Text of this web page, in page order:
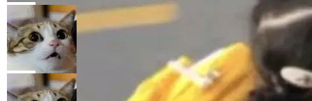
Harness 负责把能力落到真实环境中——调用工
具、读写文件、管理上下文、处理错误、完成闭
环。崔添翼招人的标...
理解、推理、生成与编辑，还仅以 8B-MoT 的轻
量大小，将能力推进到4K、更精细的真实质感、
更复杂的视觉控制和可持续迭代编辑。 相比 U
1，U1.5-Lite-Preview 在以下方向上带来了显著
提升： 原生支持4K图像生成； 更精细的局部纹
理、细节与真实世界质感； 更准确的中英文文字
nap。这次是 hwctl——一个用来检查 Ubuntu
硬件认证状态的命令行工具。 Canonical 工程师
Alan Griffiths 在邮件列表中说得很直白：「hwc
tl 是一个 Ubuntu 专有的包，它和它的依赖项都
是 Ubuntu 专有的，不会用在其他发行版上。」
所以 deb 版本的受众实际上为零。既然只有 Ub
局
Dario Amodei 担心新人来 Anthropic
只为金钱，不为使命
顶级 AI 研究员在两家公司之间来回跳，中间只
隔了几天。 Lilian Weng 上周刚宣布因健康原因
离开 Thinking Machines Lab，说自己作为联合
局